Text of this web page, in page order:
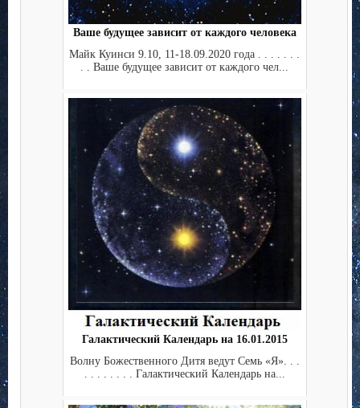
Ваше будущее зависит от каждого человека
Майк Куинси 9.10, 11-18.09.2020 года . . . . . . .
. . Ваше будущее зависит от каждого чел...
Галактический Календарь на 16.01.2015
Волну Божественного Дитя ведут Семь «Я». . .
. . . . . . . . Галактический Календарь на...